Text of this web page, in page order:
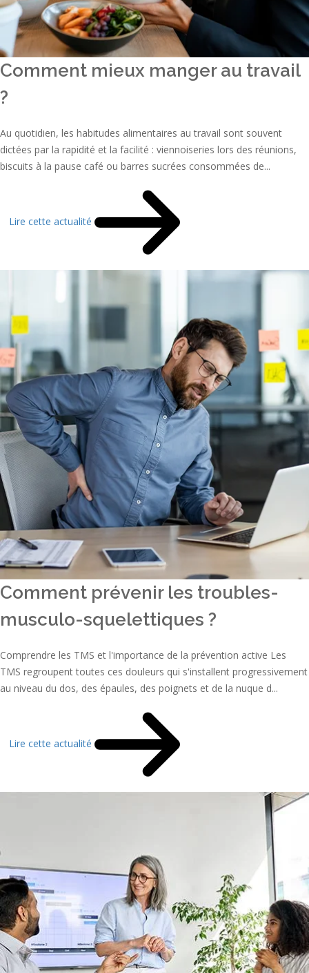
Comment mieux manger au travail
?
Au quotidien, les habitudes alimentaires au travail sont souvent
dictées par la rapidité et la facilité : viennoiseries lors des réunions,
biscuits à la pause café ou barres sucrées consommées de...
Lire cette actualité
Comment prévenir les troubles-
musculo-squelettiques ?
Comprendre les TMS et l'importance de la prévention active Les
TMS regroupent toutes ces douleurs qui s'installent progressivement
au niveau du dos, des épaules, des poignets et de la nuque d...
Lire cette actualité